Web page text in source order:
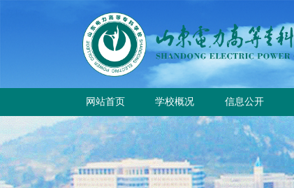
网站首页 学校概况
学校简介
学校章程
历史沿革
信息公开